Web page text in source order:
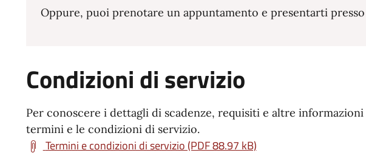
Oppure, puoi prenotare un appuntamento e presentarti
Condizioni di servizio
Per conoscere i dettagli di scadenze, requisiti e altre
termini e le condizioni di servizio.
Termini e condizioni di servizio (PDF 88.97 kB)